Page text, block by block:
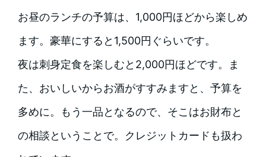
お昼のランチの予算は、1,000円ほどから楽しめ
ます。豪華にすると1,500円ぐらいです。
夜は刺身定食を楽しむと2,000円ほどです。ま
た、おいしいからお酒がすすみますと、予算を
多めに。もう一品となるので、そこはお財布と
の相談ということで。クレジットカードも扱わ